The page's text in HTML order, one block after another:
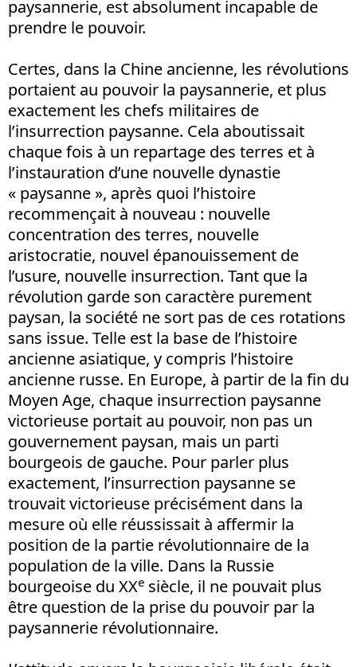
paysannerie, est absolument incapable de
prendre le pouvoir.
Certes, dans la Chine ancienne, les révolutions
portaient au pouvoir la paysannerie, et plus
exactement les chefs militaires de
l’insurrection paysanne. Cela aboutissait
chaque fois à un repartage des terres et à
l’instauration d’une nouvelle dynastie
« paysanne », après quoi l’histoire
recommençait à nouveau : nouvelle
concentration des terres, nouvelle
aristocratie, nouvel épanouissement de
l’usure, nouvelle insurrection. Tant que la
révolution garde son caractère purement
paysan, la société ne sort pas de ces rotations
sans issue. Telle est la base de l’histoire
ancienne asiatique, y compris l’histoire
ancienne russe. En Europe, à partir de la fin du
Moyen Age, chaque insurrection paysanne
victorieuse portait au pouvoir, non pas un
gouvernement paysan, mais un parti
bourgeois de gauche. Pour parler plus
exactement, l’insurrection paysanne se
trouvait victorieuse précisément dans la
mesure où elle réussissait à affermir la
position de la partie révolutionnaire de la
population de la ville. Dans la Russie
bourgeoise du XXe siècle, il ne pouvait plus
être question de la prise du pouvoir par la
paysannerie révolutionnaire.